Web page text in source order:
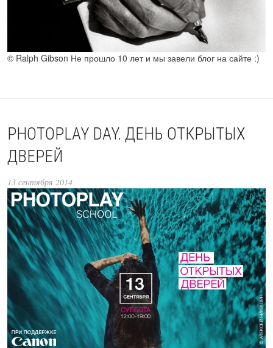
© Ralph Gibson Не прошло 10 лет и мы завели блог на сайте :)
PHOTOPLAY DAY. ДЕНЬ ОТКРЫТЫХ
ДВЕРЕЙ
13 сентября 2014